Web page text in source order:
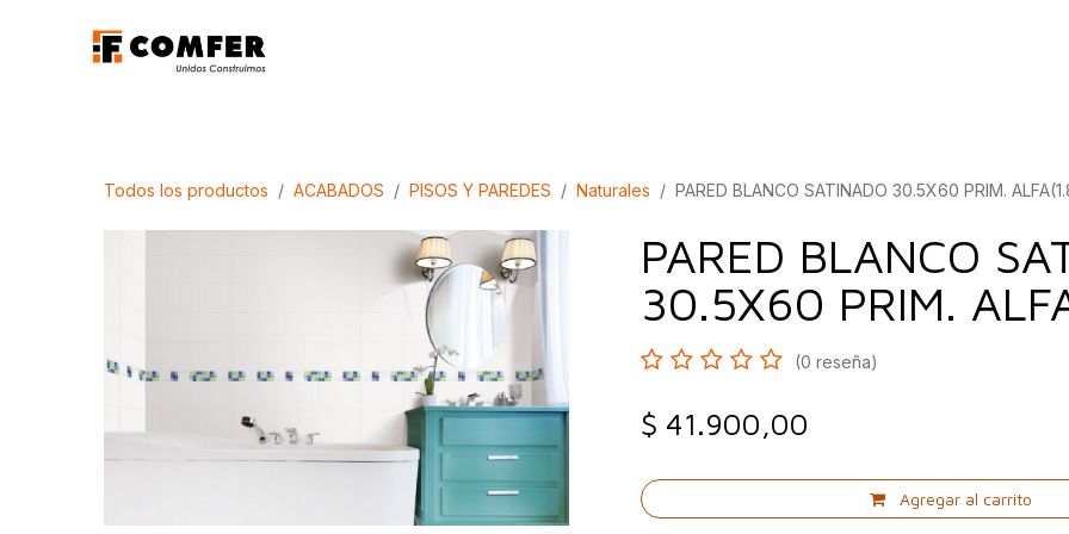
Todos los productos ACABADOS PISOS Y PAREDES Naturales PARED BLANCO SATINADO 30.5X60 PRIM.
PARED BLANCO
30.5X60 PRIM.
(0 reseña)
$ 41.900,00
Agregar al carrito